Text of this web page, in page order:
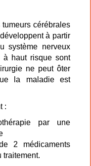
cérébrales
à partir
système nerveux
haut risque sont
ne peut ôter
la maladie est
:
par une
2 médicaments
traitement.